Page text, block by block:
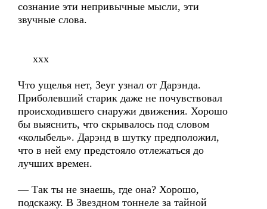
сознание эти непривычные мысли, эти
звучные слова.
xxx
Что ущелья нет, Зеуг узнал от Дарэнда.
Приболевший старик даже не почувствовал
происходившего снаружи движения. Хорошо
бы выяснить, что скрывалось под словом
«колыбель». Дарэнд в шутку предположил,
что в ней ему предстояло отлежаться до
лучших времен.
— Так ты не знаешь, где она? Хорошо,
подскажу. В Звездном тоннеле за тайной